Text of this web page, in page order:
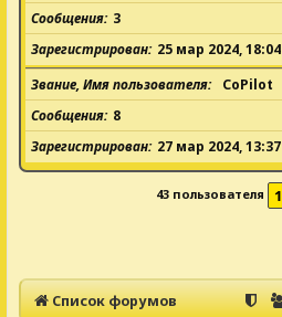
Сообщения 3
Зарегистрирован 25 мар 2024, 18:04
Звание, Имя пользователя
CoPilot
Сообщения 8
Зарегистрирован 27 мар 2024, 13:37
43 пользователя 1
Список форумов